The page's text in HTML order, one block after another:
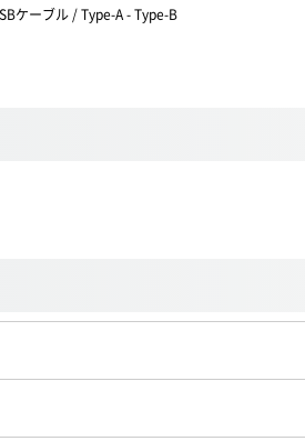
ケーブル / Type-A - Type-B